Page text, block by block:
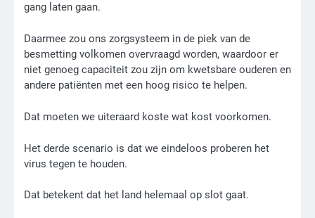
gang laten gaan.
Daarmee zou ons zorgsysteem in de piek van de
besmetting volkomen overvraagd worden, waardoor er
niet genoeg capaciteit zou zijn om kwetsbare ouderen en
andere patiënten met een hoog risico te helpen.
Dat moeten we uiteraard koste wat kost voorkomen.
Het derde scenario is dat we eindeloos proberen het
virus tegen te houden.
Dat betekent dat het land helemaal op slot gaat.